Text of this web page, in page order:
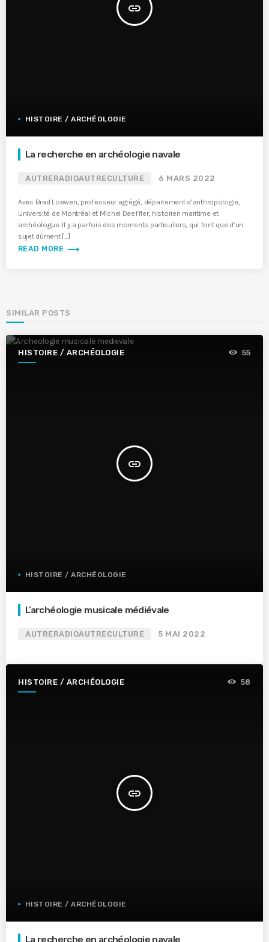
insert_link
HISTOIRE / ARCHÉOLOGIE
La recherche en archéologie navale
AUTRERADIOAUTRECULTURE 6 MARS 2022
Avec Brad Loewen, professeur agrégé, département d’anthropologie,
Université de Montréal et Michel Daeffler, historien maritime et
archéologue. Il y a parfois des moments particuliers, qui font que d’un
sujet dûment […]
READ MORE trending_flat
SIMILAR POSTS
HISTOIRE / ARCHÉOLOGIE
insert_link
55
HISTOIRE / ARCHÉOLOGIE
L’archéologie musicale médiévale
AUTRERADIOAUTRECULTURE 5 MAI 2022
HISTOIRE / ARCHÉOLOGIE
insert_link
58
HISTOIRE / ARCHÉOLOGIE
La recherche en archéologie navale